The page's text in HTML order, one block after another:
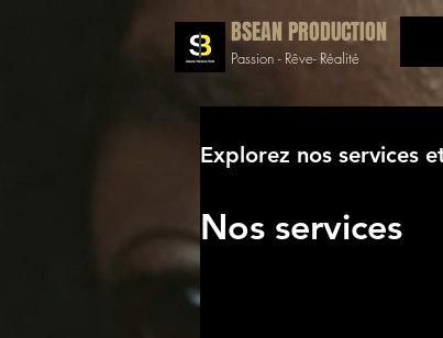
Passion - Rêve- Réalité
BSEAN PRODUCTION
Explorez nos services
Nos services